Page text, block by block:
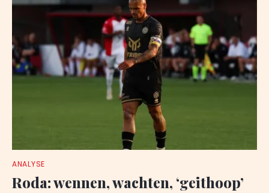
ANALYSE
Roda: wennen, wachten, ‘geithoop’